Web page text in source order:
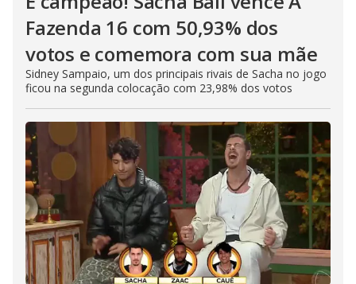
Fazenda 16 com 50,93% dos
votos e comemora com sua mãe
Sidney Sampaio, um dos principais rivais de Sacha no jogo
ficou na segunda colocação com 23,98% dos votos